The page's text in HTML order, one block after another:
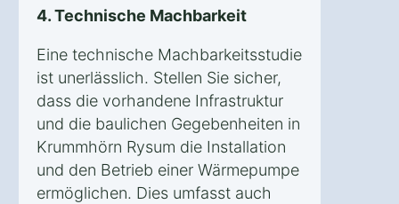
4. Technische Machbarkeit
Eine technische Machbarkeitsstudie
ist unerlässlich. Stellen Sie sicher,
dass die vorhandene Infrastruktur
und die baulichen Gegebenheiten in
Krummhörn Rysum die Installation
und den Betrieb einer Wärmepumpe
ermöglichen. Dies umfasst auch